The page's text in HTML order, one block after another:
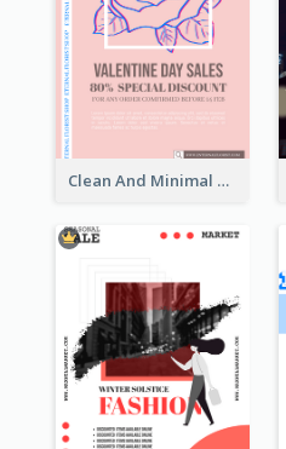
Clean And Minimal Rose Portrait Poster Design